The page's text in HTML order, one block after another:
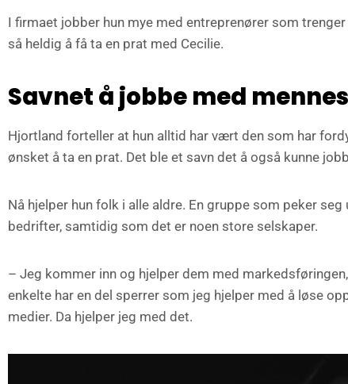
I firmaet jobber hun mye med entreprenører som
så heldig å få ta en prat med Cecilie.
Savnet å jobbe med
Hjortland forteller at hun alltid har vært den som har
ønsket å ta en prat. Det ble et savn det å også kunne
Nå hjelper hun folk i alle aldre. En gruppe som peker
bedrifter, samtidig som det er noen store selskaper.
– Jeg kommer inn og hjelper dem med
enkelte har en del sperrer som jeg hjelper med å løse
medier. Da hjelper jeg med det.